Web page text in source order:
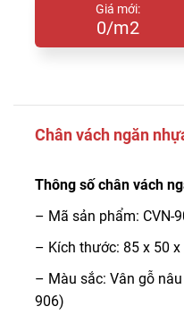
Giá mới:
0/m2
Chân vách ngăn
Thông số chân vách
– Mã sản phẩm: CVN-
– Kích thước: 85 x 50
– Màu sắc: Vân gỗ
906)